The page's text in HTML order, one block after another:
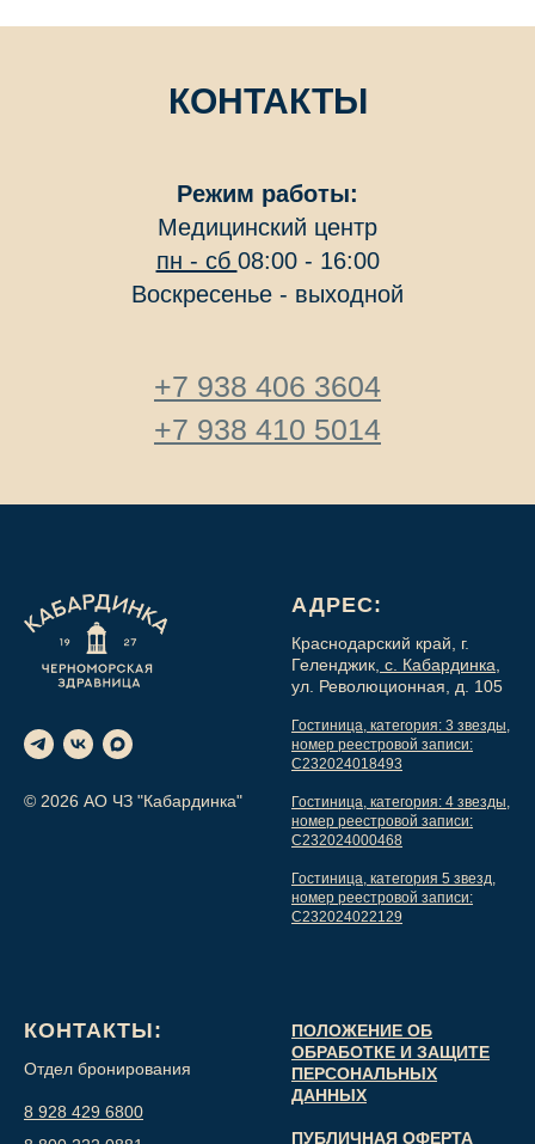
КОНТАКТЫ
Режим работы:
Медицинский центр
пн - сб 08:00 - 16:00
Воскресенье - выходной
+7 938 406 3604
+7 938 410 5014
© 2026 АО ЧЗ "Кабардинка"
АДРЕС:
Краснодарский край, г.
Геленджик, с. Кабардинка,
ул. Революционная, д. 105
Гостиница, категория: 3 звезды,
номер реестровой записи:
С232024018493
Гостиница, категория: 4 звезды,
номер реестровой записи:
С232024000468
Гостиница, категория 5 звезд,
номер реестровой записи:
С232024022129
КОНТАКТЫ:
Отдел бронирования
8 928 429 6800
ПОЛОЖЕНИЕ ОБ
ОБРАБОТКЕ И ЗАЩИТЕ
ПЕРСОНАЛЬНЫХ
ДАННЫХ
ПУБЛИЧНАЯ ОФЕРТА